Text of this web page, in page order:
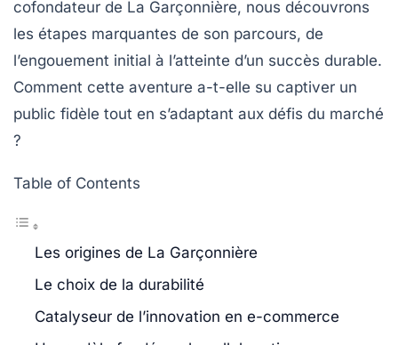
cofondateur de La Garçonnière, nous découvrons
les étapes marquantes de son parcours, de
l’engouement initial à l’atteinte d’un succès durable.
Comment cette aventure a-t-elle su captiver un
public fidèle tout en s’adaptant aux défis du marché
?
Table of Contents
Les origines de La Garçonnière
Le choix de la durabilité
Catalyseur de l’innovation en e-commerce